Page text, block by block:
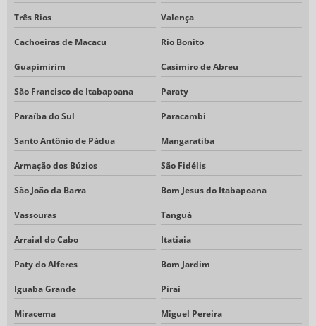
Três Rios Valença
Cachoeiras de Macacu Rio Bonito
Guapimirim Casimiro de Abreu
São Francisco de Itabapoana Paraty
Paraíba do Sul Paracambi
Santo Antônio de Pádua Mangaratiba
Armação dos Búzios São Fidélis
São João da Barra Bom Jesus do Itabapoana
Vassouras Tanguá
Arraial do Cabo Itatiaia
Paty do Alferes Bom Jardim
Iguaba Grande Piraí
Miracema Miguel Pereira